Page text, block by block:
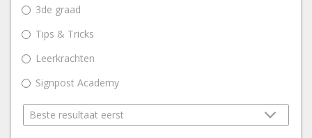
3de graad
Tips & Tricks
Leerkrachten
Signpost Academy